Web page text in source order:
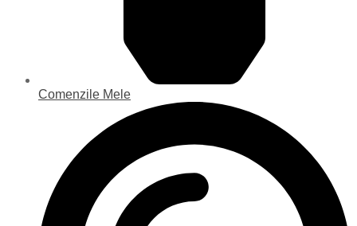
Comenzile Mele